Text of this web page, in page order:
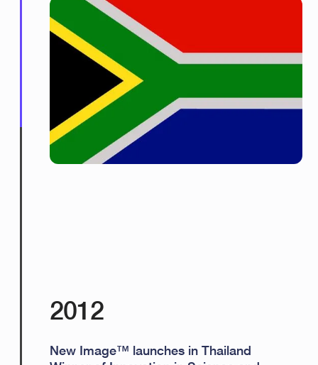
2012
New Image™ launches in Thailand